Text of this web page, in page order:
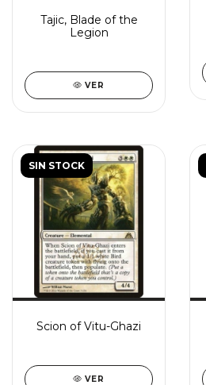
Tajic, Blade of the
Legion
VER
SIN STOCK
Scion of Vitu-Ghazi
VER